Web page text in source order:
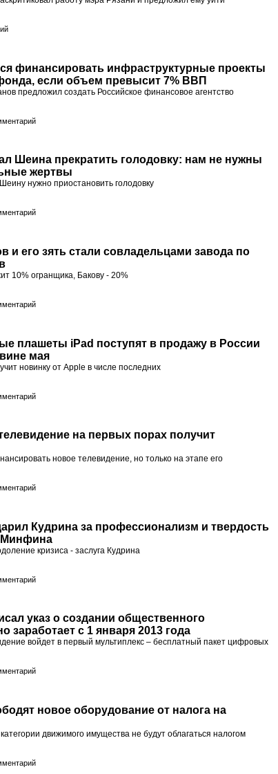
финансировать инфраструктурные проекты
если объем превысит 7% ВВП
предложил создать Российское финансовое агентство
Шеина прекратить голодовку: нам не нужны
жертвы
нужно приостановить голодовку
и его зять стали совладельцами завода по
10% огранщика, Бакову - 20%
плашеты iPad поступят в продажу в России
мая
новинку от Apple в числе последних
на первых порах получит
новое телевидение, но только на этапе его
Кудрина за профессионализм и твердость
Минфина
кризиса - заслуга Кудрина
указ о создании общественного
заработает с 1 января 2013 года
войдет в первый мультиплекс – бесплатный пакет цифровых
новое оборудование от налога на
движимого имущества не будут облагаться налогом